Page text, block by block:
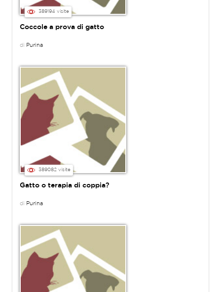
389194 visite
Coccole a prova di gatto
di Purina
389082 visite
Gatto o terapia di coppia?
di Purina